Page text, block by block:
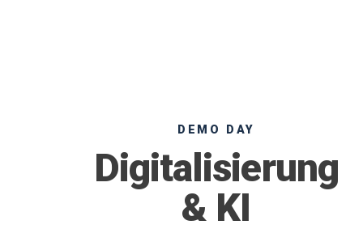
DEMO DAY
Digitalisierung
& KI